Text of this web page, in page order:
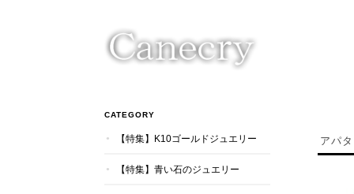
アパ
CATEGORY
【特集】K10ゴールドジュエリー
【特集】青い石のジュエリー